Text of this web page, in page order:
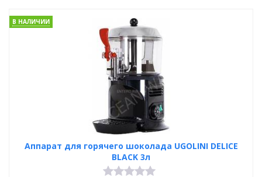
Аппарат для горячего шоколада UGOLINI DELICE
BLACK 3л
В НАЛИЧИИ